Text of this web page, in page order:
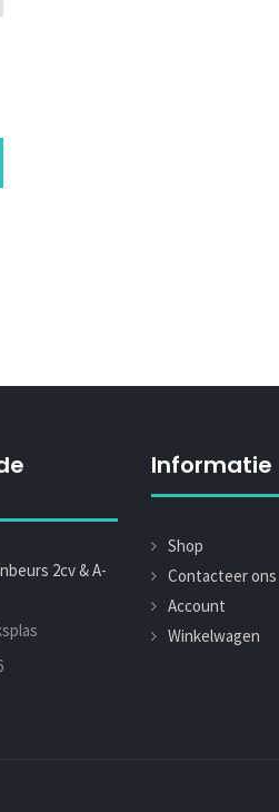
2cv & A-
Informatie
Shop
Contacteer ons
Account
Winkelwagen